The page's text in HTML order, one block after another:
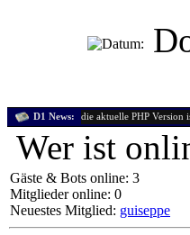
D1 News:
auf die aktuelle PHP Version ist erfolgt.
Wer ist
Gäste & Bots online: 3
Mitglieder online: 0
Neuestes Mitglied: guiseppe